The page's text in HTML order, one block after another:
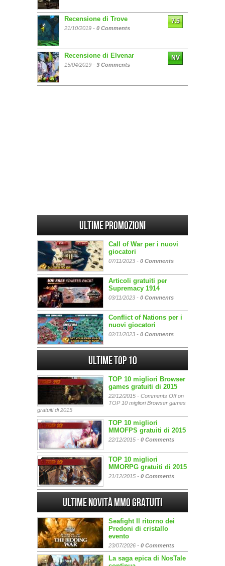
Recensione di Trove
21/10/2019 - 0 Comments
7.5
Recensione di Elvenar
15/04/2019 - 3 Comments
NV
Ultime promozioni
Call of War per i nuovi
giocatori
07/11/2023 - 0 Comments
Articoli gratuiti per
Supremacy 1914
03/11/2023 - 0 Comments
Conflict of Nations per i
nuovi giocatori
02/11/2023 - 0 Comments
Ultime Top 10
TOP 10 migliori Browser
games gratuiti di 2015
22/12/2015 - Comments Offon
TOP 10 migliori Browser games
gratuiti di 2015
TOP 10 migliori
MMOFPS gratuiti di 2015
22/12/2015 - 0 Comments
TOP 10 migliori
MMORPG gratuiti di 2015
21/12/2015 - 0 Comments
Ultime Novità MMO gratuiti
Seafight Il ritorno dei
Predoni di cristallo
evento
23/07/2026 - 0 Comments
La saga epica di NosTale